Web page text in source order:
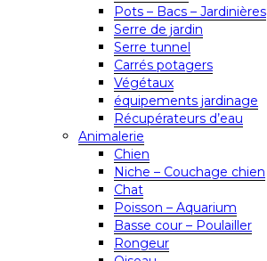
Pots – Bacs – Jardinières
Serre de jardin
Serre tunnel
Carrés potagers
Végétaux
équipements jardinage
Récupérateurs d’eau
Animalerie
Chien
Niche – Couchage chien
Chat
Poisson – Aquarium
Basse cour – Poulailler
Rongeur